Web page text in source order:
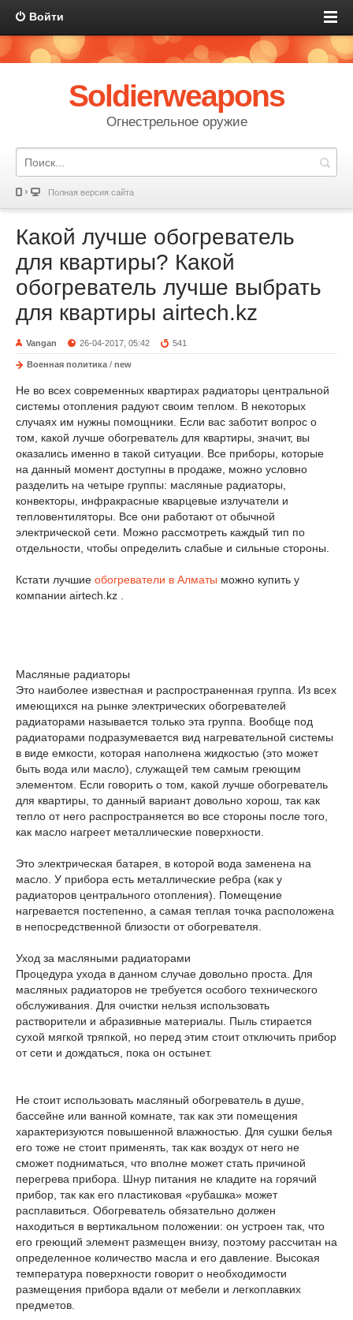
Войти
Soldierweapons
Огнестрельное оружие
Полная версия сайта
Какой лучше обогреватель
для квартиры? Какой
обогреватель лучше выбрать
для квартиры airtech.kz
Vangan 26-04-2017, 05:42 541
Военная политика / new
Не во всех современных квартирах радиаторы центральной
системы отопления радуют своим теплом. В некоторых
случаях им нужны помощники. Если вас заботит вопрос о
том, какой лучше обогреватель для квартиры, значит, вы
оказались именно в такой ситуации. Все приборы, которые
на данный момент доступны в продаже, можно условно
разделить на четыре группы: масляные радиаторы,
конвекторы, инфракрасные кварцевые излучатели и
тепловентиляторы. Все они работают от обычной
электрической сети. Можно рассмотреть каждый тип по
отдельности, чтобы определить слабые и сильные стороны.
Кстати лучшие обогреватели в Алматы можно купить у
компании airtech.kz .
Масляные радиаторы
Это наиболее известная и распространенная группа. Из всех
имеющихся на рынке электрических обогревателей
радиаторами называется только эта группа. Вообще под
радиаторами подразумевается вид нагревательной системы
в виде емкости, которая наполнена жидкостью (это может
быть вода или масло), служащей тем самым греющим
элементом. Если говорить о том, какой лучше обогреватель
для квартиры, то данный вариант довольно хорош, так как
тепло от него распространяется во все стороны после того,
как масло нагреет металлические поверхности.
Это электрическая батарея, в которой вода заменена на
масло. У прибора есть металлические ребра (как у
радиаторов центрального отопления). Помещение
нагревается постепенно, а самая теплая точка расположена
в непосредственной близости от обогревателя.
Уход за масляными радиаторами
Процедура ухода в данном случае довольно проста. Для
масляных радиаторов не требуется особого технического
обслуживания. Для очистки нельзя использовать
растворители и абразивные материалы. Пыль стирается
сухой мягкой тряпкой, но перед этим стоит отключить прибор
от сети и дождаться, пока он остынет.
Не стоит использовать масляный обогреватель в душе,
бассейне или ванной комнате, так как эти помещения
характеризуются повышенной влажностью. Для сушки белья
его тоже не стоит применять, так как воздух от него не
сможет подниматься, что вполне может стать причиной
перегрева прибора. Шнур питания не кладите на горячий
прибор, так как его пластиковая «рубашка» может
расплавиться. Обогреватель обязательно должен
находиться в вертикальном положении: он устроен так, что
его греющий элемент размещен внизу, поэтому рассчитан на
определенное количество масла и его давление. Высокая
температура поверхности говорит о необходимости
размещения прибора вдали от мебели и легкоплавких
предметов.